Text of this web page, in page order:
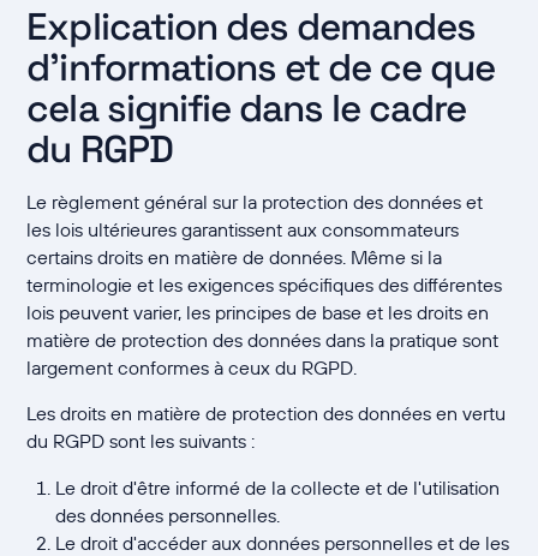
Explication des demandes
d'informations et de ce que
cela signifie dans le cadre
du RGPD
Le règlement général sur la protection des données et
les lois ultérieures garantissent aux consommateurs
certains droits en matière de données. Même si la
terminologie et les exigences spécifiques des différentes
lois peuvent varier, les principes de base et les droits en
matière de protection des données dans la pratique sont
largement conformes à ceux du RGPD.
Les droits en matière de protection des données en vertu
du RGPD sont les suivants :
Le droit d'être informé de la collecte et de l'utilisation
des données personnelles.
Le droit d'accéder aux données personnelles et de les